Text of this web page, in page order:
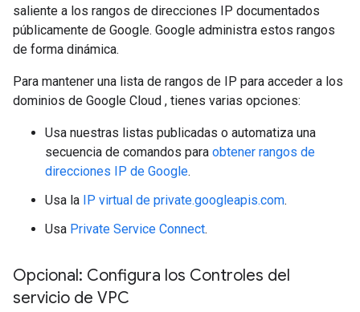
saliente a los rangos de direcciones IP documentados
públicamente de Google. Google administra estos rangos
de forma dinámica.
Para mantener una lista de rangos de IP para acceder a los
dominios de Google Cloud , tienes varias opciones:
Usa nuestras listas publicadas o automatiza una
secuencia de comandos para obtener rangos de
direcciones IP de Google.
Usa la IP virtual de private.googleapis.com.
Usa Private Service Connect.
Opcional: Configura los Controles del
servicio de VPC